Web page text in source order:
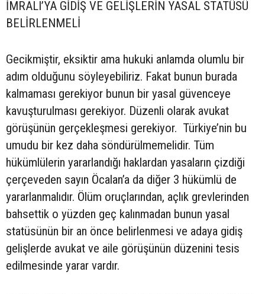
İMRALI’YA GİDİŞ VE GELİŞLERİN YASAL STATÜSÜ
BELİRLENMELİ
Gecikmiştir, eksiktir ama hukuki anlamda olumlu bir
adım olduğunu söyleyebiliriz. Fakat bunun burada
kalmaması gerekiyor bunun bir yasal güvenceye
kavuşturulması gerekiyor. Düzenli olarak avukat
görüşünün gerçekleşmesi gerekiyor. Türkiye’nin bu
umudu bir kez daha söndürülmemelidir. Tüm
hükümlülerin yararlandığı haklardan yasaların çizdiği
çerçeveden sayın Öcalan’a da diğer 3 hükümlü de
yararlanmalıdır. Ölüm oruçlarından, açlık grevlerinden
bahsettik o yüzden geç kalınmadan bunun yasal
statüsünün bir an önce belirlenmesi ve adaya gidiş
gelişlerde avukat ve aile görüşünün düzenini tesis
edilmesinde yarar vardır.